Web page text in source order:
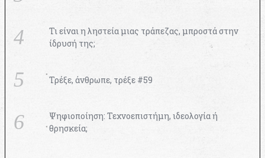
Τι είναι η ληστεία μιας τράπεζας, μπροστά στην
ίδρυσή της;
Τρέξε, άνθρωπε, τρέξε #59
Ψηφιοποίηση: Τεχνοεπιστήμη, ιδεολογία ή
θρησκεία;